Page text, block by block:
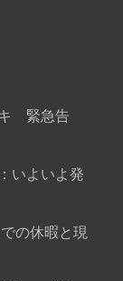
キ 緊急告
いよいよ発
の休暇と現